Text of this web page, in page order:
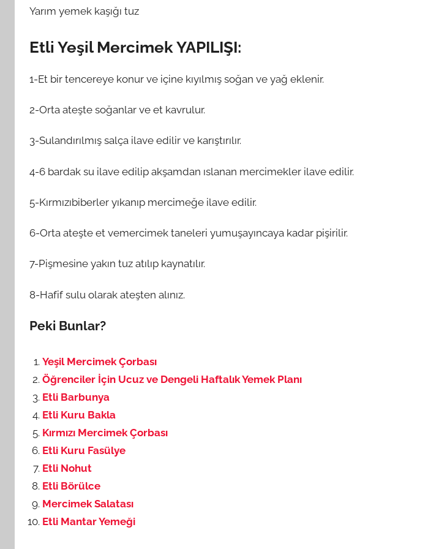
Yarım yemek kaşığı tuz
Etli Yeşil Mercimek YAPILIŞI:
1-Et bir tencereye konur ve içine kıyılmış soğan ve yağ eklenir.
2-Orta ateşte soğanlar ve et kavrulur.
3-Sulandırılmış salça ilave edilir ve karıştırılır.
4-6 bardak su ilave edilip akşamdan ıslanan mercimekler ilave edilir.
5-Kırmızıbiberler yıkanıp mercimeğe ilave edilir.
6-Orta ateşte et vemercimek taneleri yumuşayıncaya kadar pişirilir.
7-Pişmesine yakın tuz atılıp kaynatılır.
8-Hafif sulu olarak ateşten alınız.
Peki Bunlar?
Yeşil Mercimek Çorbası
Öğrenciler İçin Ucuz ve Dengeli Haftalık Yemek Planı
Etli Barbunya
Etli Kuru Bakla
Kırmızı Mercimek Çorbası
Etli Kuru Fasülye
Etli Nohut
Etli Börülce
Mercimek Salatası
Etli Mantar Yemeği